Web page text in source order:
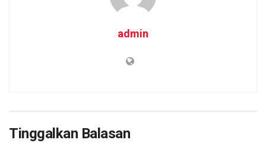
admin
Tinggalkan Balasan